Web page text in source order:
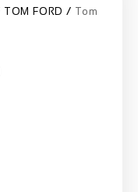
TOM FORD
Tom